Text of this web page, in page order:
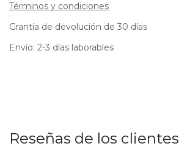
Términos y condiciones
Grantía de devolución de 30 días
Envío: 2-3 días laborables
Reseñas de los clientes